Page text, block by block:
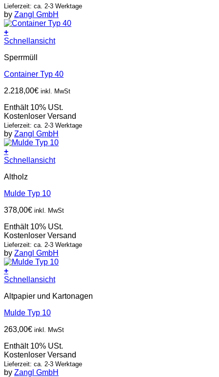
Lieferzeit: ca. 2-3 Werktage
by Zangl GmbH
+
Schnellansicht
Sperrmüll
Container Typ 40
2.218,00€ inkl. MwSt
Enthält 10% USt.
Kostenloser Versand
Lieferzeit: ca. 2-3 Werktage
by Zangl GmbH
+
Schnellansicht
Altholz
Mulde Typ 10
378,00€ inkl. MwSt
Enthält 10% USt.
Kostenloser Versand
Lieferzeit: ca. 2-3 Werktage
by Zangl GmbH
+
Schnellansicht
Altpapier und Kartonagen
Mulde Typ 10
263,00€ inkl. MwSt
Enthält 10% USt.
Kostenloser Versand
Lieferzeit: ca. 2-3 Werktage
by Zangl GmbH